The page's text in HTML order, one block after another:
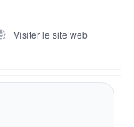
Visiter le site web